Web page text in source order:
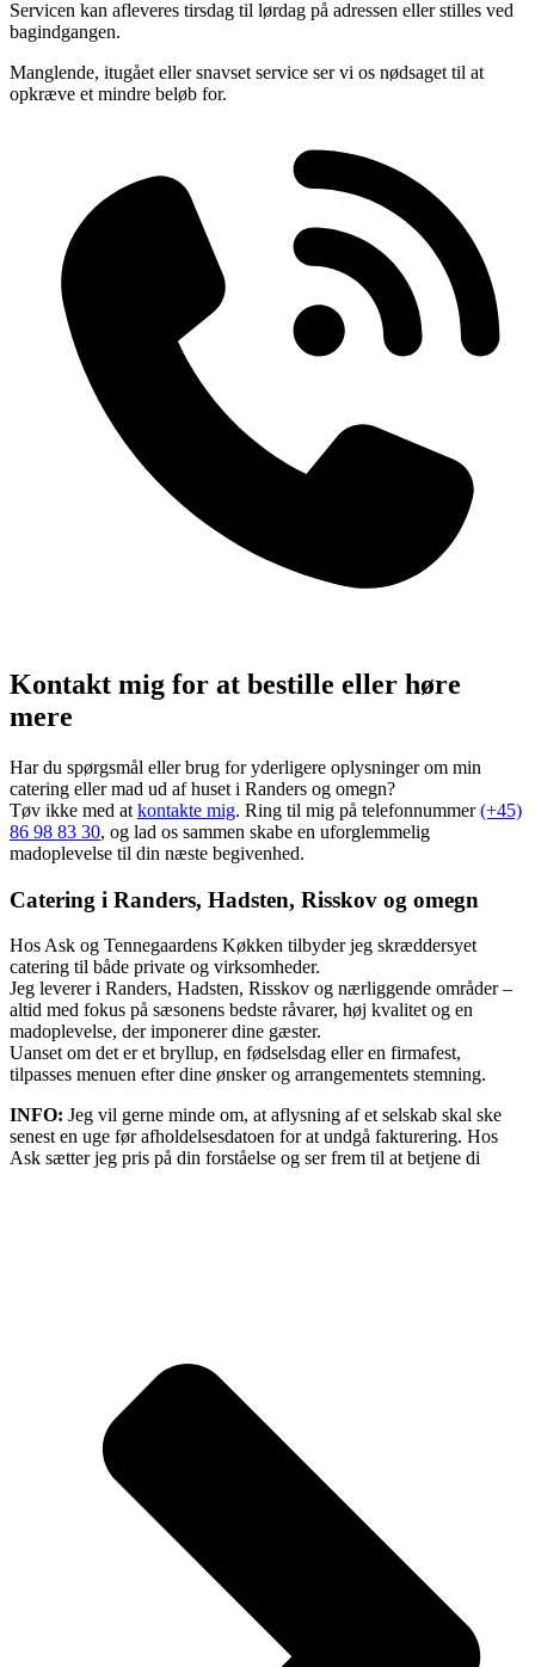
Servicen kan afleveres tirsdag til lørdag på adressen eller stilles ved
bagindgangen.
Manglende, itugået eller snavset service ser vi os nødsaget til at
opkræve et mindre beløb for.
Kontakt mig for at bestille eller høre
mere
Har du spørgsmål eller brug for yderligere oplysninger om min
catering eller mad ud af huset i Randers og omegn?
Tøv ikke med at kontakte mig. Ring til mig på telefonnummer(+45)
86 98 83 30, og lad os sammen skabe en uforglemmelig
madoplevelse til din næste begivenhed.
Catering i Randers, Hadsten, Risskov og omegn
Hos Ask og Tennegaardens Køkken tilbyder jeg skræddersyet
catering til både private og virksomheder.
Jeg leverer i Randers, Hadsten, Risskov og nærliggende områder –
altid med fokus på sæsonens bedste råvarer, høj kvalitet og en
madoplevelse, der imponerer dine gæster.
Uanset om det er et bryllup, en fødselsdag eller en firmafest,
tilpasses menuen efter dine ønsker og arrangementets stemning.
INFO: Jeg vil gerne minde om, at aflysning af et selskab skal ske
senest en uge før afholdelsesdatoen for at undgå fakturering. Hos
Ask sætter jeg pris på din forståelse og ser frem til at betjene di